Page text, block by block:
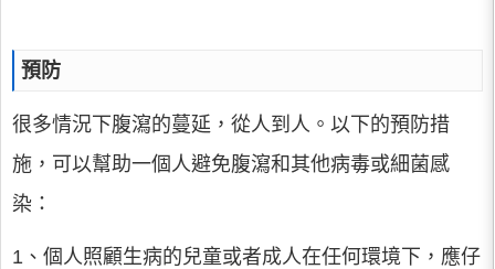
預防
很多情況下腹瀉的蔓延，從人到人。以下的預防措
施，可以幫助一個人避免腹瀉和其他病毒或細菌感
染：
1、個人照顧生病的兒童或者成人在任何環境下，應仔